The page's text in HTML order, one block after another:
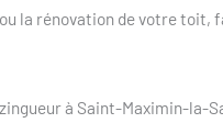
la rénovation de votre toit,
à Saint-Maximin-la-